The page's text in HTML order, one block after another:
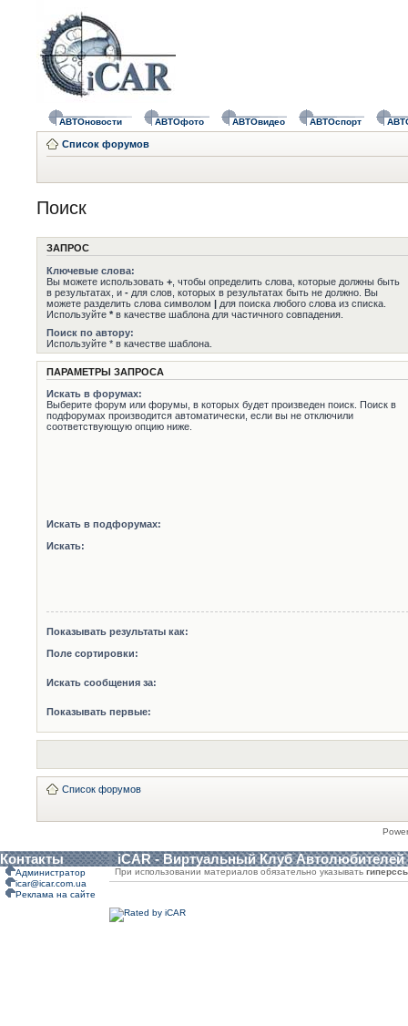
АВТОновости АВТОфото АВТОвидео АВТОспорт
Список форумов
Поиск
ЗАПРОС
Ключевые слова:
Вы можете использовать + , чтобы определить слова, которые должны быть
в результатах, и - для слов, которых в результатах быть не должно. Вы
можете разделить слова символом | для поиска любого слова из списка.
Используйте * в качестве шаблона для частичного совпадения.
Поиск по автору:
Используйте * в качестве шаблона.
ПАРАМЕТРЫ ЗАПРОСА
Искать в форумах:
Выберите форум или форумы, в которых будет произведен поиск. Поиск в
подфорумах производится автоматически, если вы не отключили
соответствующую опцию ниже.
Искать в подфорумах:
Искать:
Показывать результаты как:
Поле сортировки:
Искать сообщения за:
Показывать первые:
Список форумов
Контакты iCAR - Виртуальный Клуб Автолюбителей
Администратор
icar@icar.com.ua
Реклама на сайте
При использовании материалов обязательно указывать